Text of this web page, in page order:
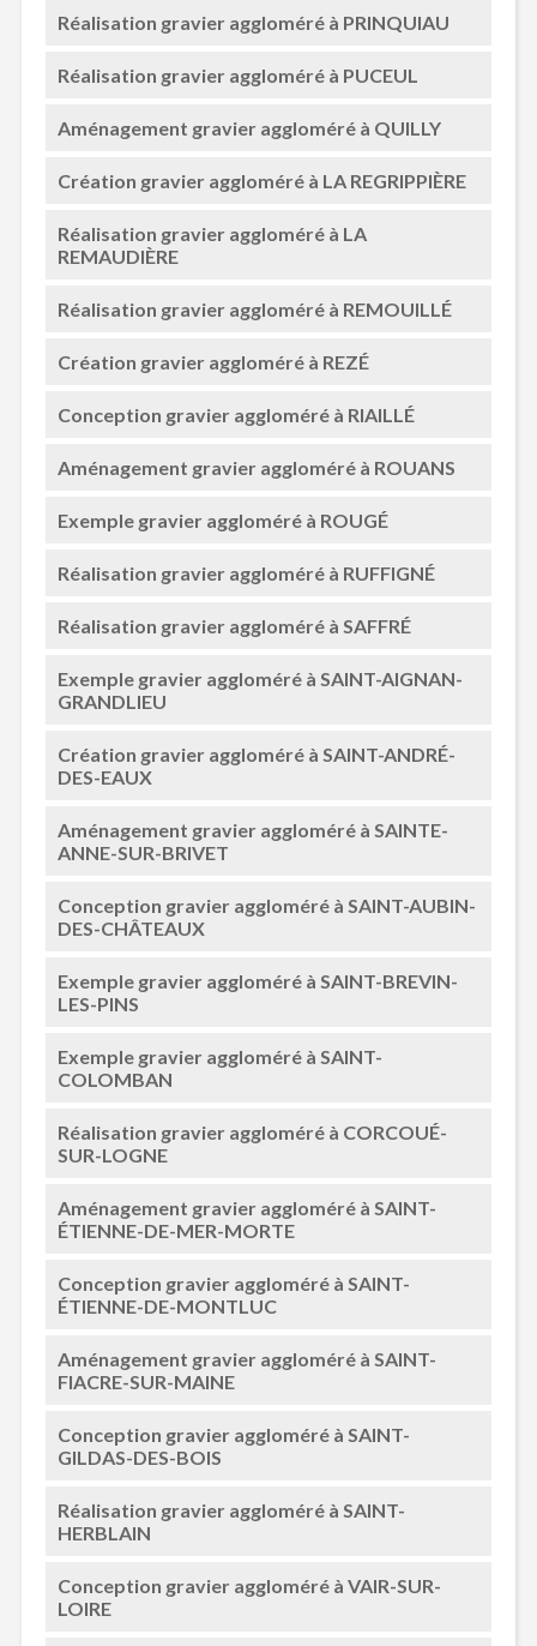
Réalisation gravier aggloméré à PRINQUIAU
Réalisation gravier aggloméré à PUCEUL
Aménagement gravier aggloméré à QUILLY
Création gravier aggloméré à LA REGRIPPIÈRE
Réalisation gravier aggloméré à LA
REMAUDIÈRE
Réalisation gravier aggloméré à REMOUILLÉ
Création gravier aggloméré à REZÉ
Conception gravier aggloméré à RIAILLÉ
Aménagement gravier aggloméré à ROUANS
Exemple gravier aggloméré à ROUGÉ
Réalisation gravier aggloméré à RUFFIGNÉ
Réalisation gravier aggloméré à SAFFRÉ
Exemple gravier aggloméré à SAINT-AIGNAN-
GRANDLIEU
Création gravier aggloméré à SAINT-ANDRÉ-
DES-EAUX
Aménagement gravier aggloméré à SAINTE-
ANNE-SUR-BRIVET
Conception gravier aggloméré à SAINT-AUBIN-
DES-CHÂTEAUX
Exemple gravier aggloméré à SAINT-BREVIN-
LES-PINS
Exemple gravier aggloméré à SAINT-
COLOMBAN
Réalisation gravier aggloméré à CORCOUÉ-
SUR-LOGNE
Aménagement gravier aggloméré à SAINT-
ÉTIENNE-DE-MER-MORTE
Conception gravier aggloméré à SAINT-
ÉTIENNE-DE-MONTLUC
Aménagement gravier aggloméré à SAINT-
FIACRE-SUR-MAINE
Conception gravier aggloméré à SAINT-
GILDAS-DES-BOIS
Réalisation gravier aggloméré à SAINT-
HERBLAIN
Conception gravier aggloméré à VAIR-SUR-
LOIRE